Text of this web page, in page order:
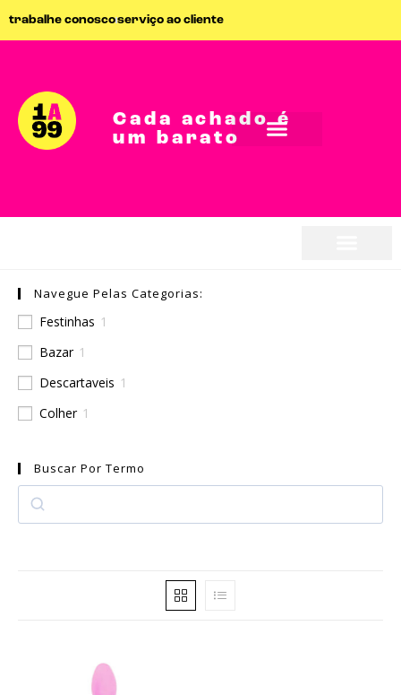
trabalhe conoscoserviço ao cliente
Cada achado é
um barato
Navegue Pelas Categorias:
Festinhas 1
Bazar 1
Descartaveis 1
Colher 1
Buscar Por Termo